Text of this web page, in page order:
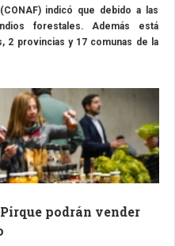
indicó que debido a las
forestales. Además está
2 provincias y 17 comunas de la
podrán vender